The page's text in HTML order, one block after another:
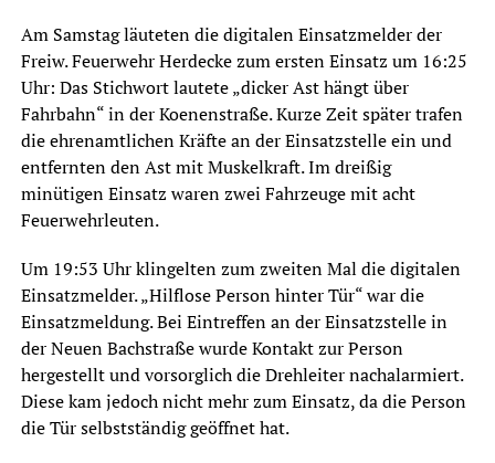
Am Samstag läuteten die digitalen Einsatzmelder der
Freiw. Feuerwehr Herdecke zum ersten Einsatz um 16:25
Uhr: Das Stichwort lautete „dicker Ast hängt über
Fahrbahn“ in der Koenenstraße. Kurze Zeit später trafen
die ehrenamtlichen Kräfte an der Einsatzstelle ein und
entfernten den Ast mit Muskelkraft. Im dreißig
minütigen Einsatz waren zwei Fahrzeuge mit acht
Feuerwehrleuten.
Um 19:53 Uhr klingelten zum zweiten Mal die digitalen
Einsatzmelder. „Hilflose Person hinter Tür“ war die
Einsatzmeldung. Bei Eintreffen an der Einsatzstelle in
der Neuen Bachstraße wurde Kontakt zur Person
hergestellt und vorsorglich die Drehleiter nachalarmiert.
Diese kam jedoch nicht mehr zum Einsatz, da die Person
die Tür selbstständig geöffnet hat.